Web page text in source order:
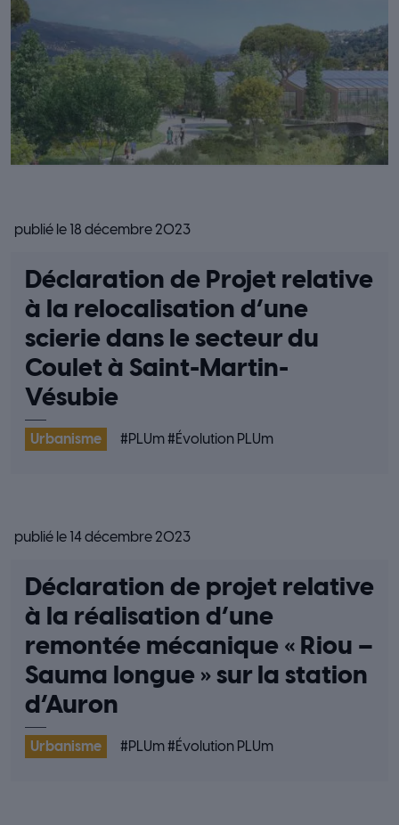
publié le 18 décembre 2023
Déclaration de Projet relative
à la relocalisation d’une
scierie dans le secteur du
Coulet à Saint-Martin-
Vésubie
Urbanisme #PLUm#Évolution PLUm
publié le 14 décembre 2023
Déclaration de projet relative
à la réalisation d’une
remontée mécanique « Riou –
Sauma longue » sur la station
d’Auron
Urbanisme #PLUm#Évolution PLUm